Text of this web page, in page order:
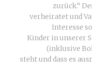
zurück.“
verheiratet und
Interesse
Kinder in unserer
(inklusive
steht und dass es